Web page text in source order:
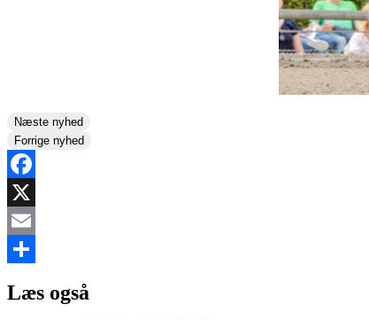
Næste nyhed
Forrige nyhed
Facebook
X
Email
Læs også